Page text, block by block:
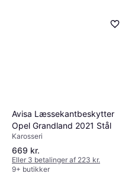
Avisa Læssekantbeskytter
Opel Grandland 2021 Stål
Karosseri
669 kr.
Eller 3 betalinger af 223 kr.
9+ butikker